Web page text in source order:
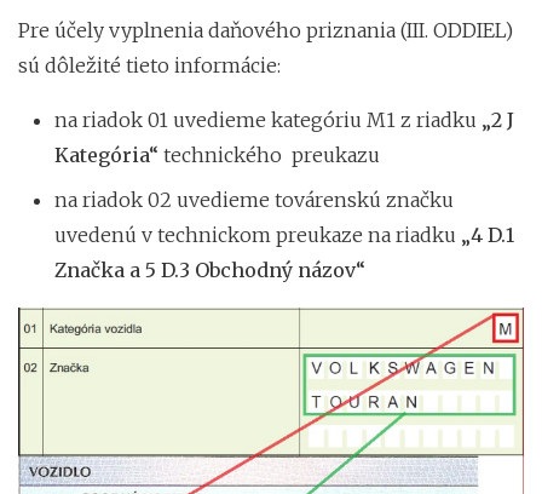
Pre účely vyplnenia daňového priznania (III. ODDIEL)
sú dôležité tieto informácie:
na riadok 01 uvedieme kategóriu M1 z riadku „2 J
Kategória“ technického preukazu
na riadok 02 uvedieme továrenskú značku
uvedenú v technickom preukaze na riadku „4 D.1
Značka a 5 D.3 Obchodný názov“